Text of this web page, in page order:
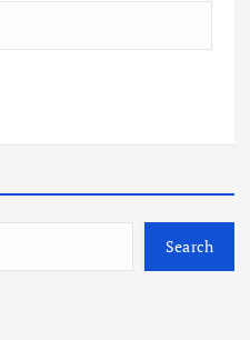
Search